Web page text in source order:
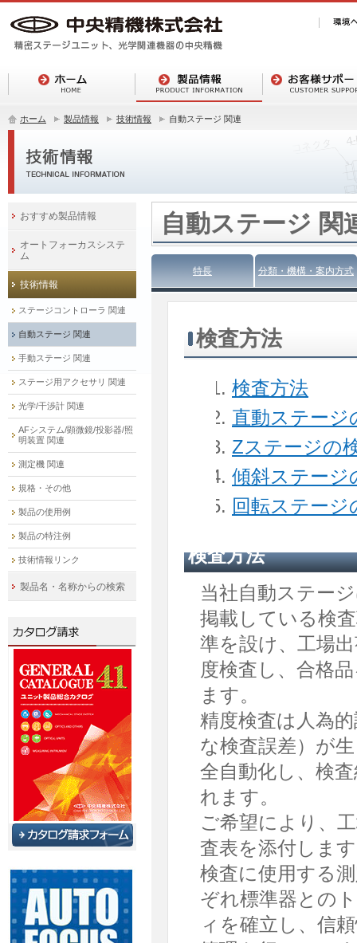
ホーム 製品情報 技術情報 自動ステージ 関連
自動ステージ 関
特長 分類・機構・案内方式
検査方法
検査方法
直動ステージ
Zステージの
傾斜ステージ
回転ステージ
検査方法
当社自動ステー
掲載している検
準を設け、工場
度検査し、合格
ます。
精度検査は人為
な検査誤差）が
全自動化し、検
れます。
ご希望により、
査表を添付しま
検査に使用する
ぞれ標準器との
ィを確立し、信
おすすめ製品情報
オートフォーカスシステ
ム
技術情報
ステージコントローラ 関連
自動ステージ 関連
手動ステージ 関連
ステージ用アクセサリ 関連
光学/干渉計 関連
AFシステム/顕微鏡/投影器/照
明装置 関連
測定機 関連
規格・その他
製品の使用例
製品の特注例
技術情報リンク
製品名・名称からの検索